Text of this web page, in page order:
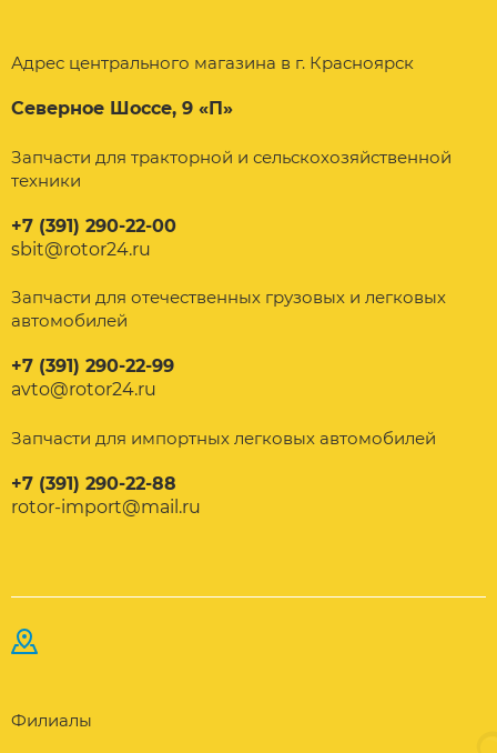
Адрес центрального магазина в г. Красноярск
Северное Шоссе, 9 «П»
Запчасти для тракторной и сельскохозяйственной
техники
+7 (391) 290-22-00
sbit@rotor24.ru
Запчасти для отечественных грузовых и легковых
автомобилей
+7 (391) 290-22-99
avto@rotor24.ru
Запчасти для импортных легковых автомобилей
+7 (391) 290-22-88
rotor-import@mail.ru
Филиалы